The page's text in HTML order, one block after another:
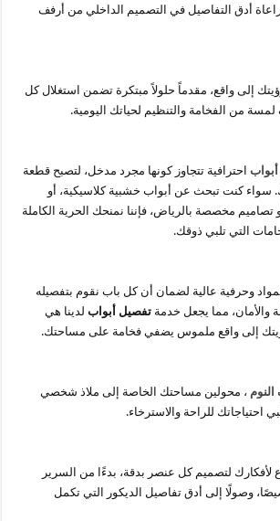
أدق التفاصيل في التصميم الداخلي من أرفف
إلى واقع، مقدماً حلولاً مبتكرة تضمن استغلال كل
من الفخامة والتنظيم لحياتك اليومية.
احترافية تتجاوز كونها مجرد مدخل، لتصبح قطعة
سواء كنت تبحث عن أبواب خشبية كلاسيكية، أو
مخصصة بالرياض، فإننا نمنحك الحرية الكاملة
التي تلبي ذوقك.
وحرفية عالية لضمان أن كل باب نقوم بتفصيله
والأمان، مما يجعل خدمةتفصيل أبواب لدينا هي
رؤيتك إلى واقع ملموس يضفي فخامة على مساحتك.
، محولين مساحتك الخاصة إلى ملاذ شخصي
احتياجاتك للراحة والاسترخاء.
لأفكارك لتصميم كل عنصر بدقة، بدءًا من السرير
وصولًا إلى أدق تفاصيل الديكور التي تكمل